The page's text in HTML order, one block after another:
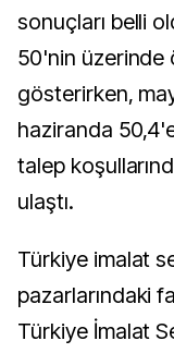
sonuçları belli
50'nin üzerinde
gösterirken,
haziranda
talep
ulaştı.
Türkiye imalat
pazarlarındaki
Türkiye İmalat